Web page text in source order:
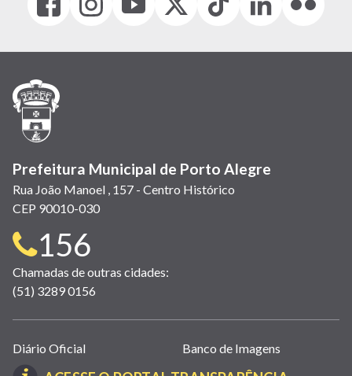
(link
em
janela)
(link
em
(link
em
(Antigo
(link
(link
em
(link
em
(link
em
Prefeitura Municipal de Porto Alegre
Rua João Manoel , 157 - Centro Histórico
CEP 90010-030
Telefone
para
contato:
156
Chamadas de outras cidades:
(51) 3289 0156
Links
úteis
Diário Oficial Banco de Imagens